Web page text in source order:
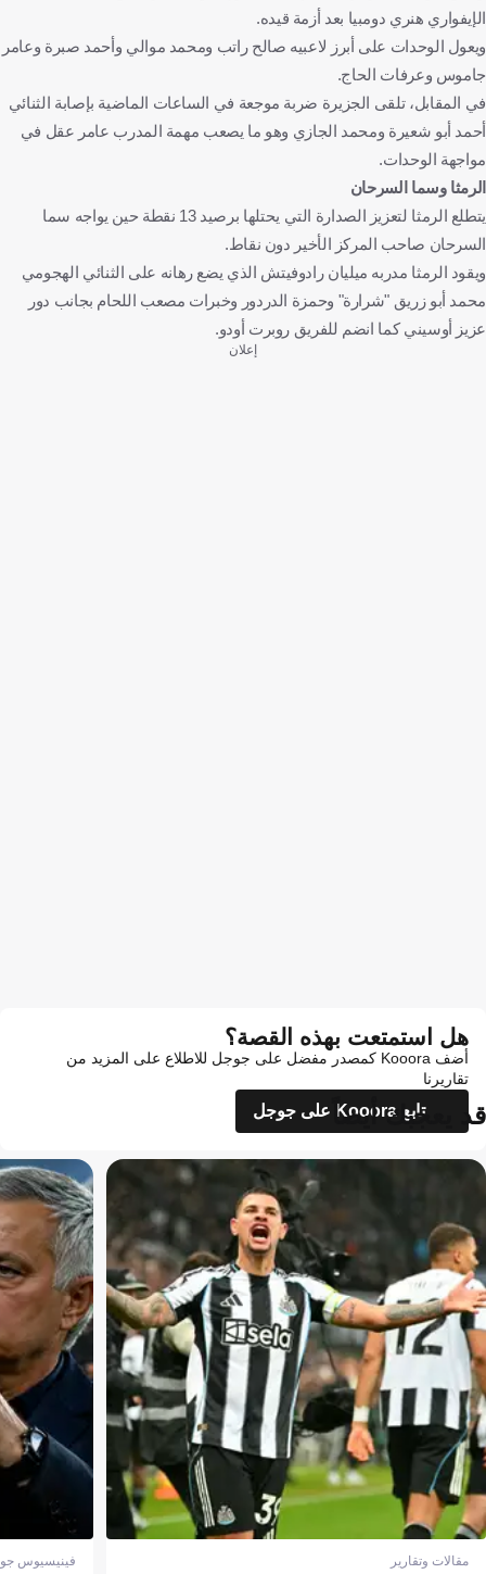
الإيفواري هنري دومبيا بعد أزمة قيده.
ويعول الوحدات على أبرز لاعبيه صالح راتب ومحمد موالي وأحمد صبرة وعامر
جاموس وعرفات الحاج.
في المقابل، تلقى الجزيرة ضربة موجعة في الساعات الماضية بإصابة الثنائي
أحمد أبو شعيرة ومحمد الجازي وهو ما يصعب مهمة المدرب عامر عقل في
مواجهة الوحدات.
الرمثا وسما السرحان
يتطلع الرمثا لتعزيز الصدارة التي يحتلها برصيد 13 نقطة حين يواجه سما
السرحان صاحب المركز الأخير دون نقاط.
ويقود الرمثا مدربه ميليان رادوفيتش الذي يضع رهانه على الثنائي الهجومي
محمد أبو زريق "شرارة" وحمزة الدردور وخبرات مصعب اللحام بجانب دور
عزيز أوسيني كما انضم للفريق روبرت أودو.
إعلان
هل استمتعت بهذه القصة؟
أضف Kooora كمصدر مفضل على جوجل للاطلاع على المزيد من
تقاريرنا
تابع Kooora على جوجل
قد يعجبك أيضاً
مقالات وتقارير فينيسيوس